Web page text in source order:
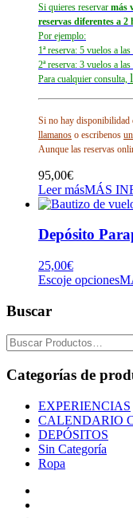
Si quieres reservar más
reservas diferentes a 2
Por ejemplo:
1ª reserva: 5 vuelos a
2ª reserva: 3 vuelos a las
Para cualquier consulta,
Si no hay disponibilidad
llamanos o escribenos
Aunque las reservas
95,00€
Leer másMÁS
Depósito
25,00€
Escoje opciones
Buscar
Search
for:
Categorías de
EXPERIENCIAS
CALENDARIO
DEPÓSITOS
Sin Categoría
Ropa